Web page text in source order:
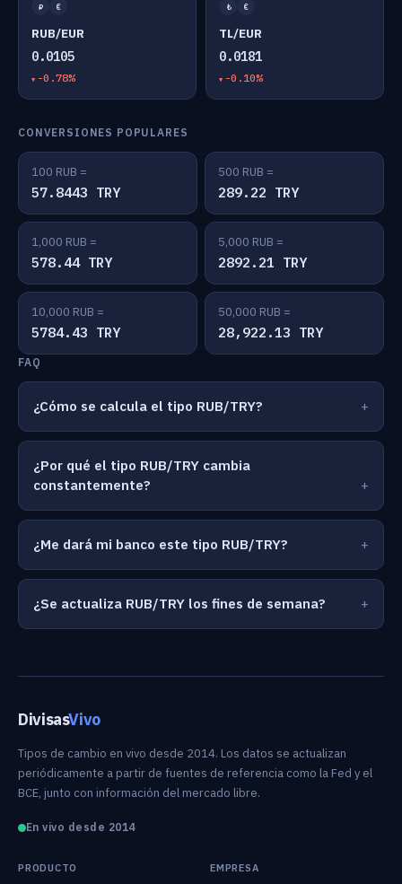
₽ €
RUB/EUR
0.0105
-0.78%
₺ €
TL/EUR
0.0181
-0.10%
CONVERSIONES POPULARES
100 RUB =
57.8443 TRY
500 RUB =
289.22 TRY
1,000 RUB =
578.44 TRY
5,000 RUB =
2892.21 TRY
10,000 RUB =
5784.43 TRY
50,000 RUB =
28,922.13 TRY
FAQ
¿Cómo se calcula el tipo RUB/TRY?
¿Por qué el tipo RUB/TRY cambia
constantemente?
¿Me dará mi banco este tipo RUB/TRY?
¿Se actualiza RUB/TRY los fines de semana?
DivisasVivo
Tipos de cambio en vivo desde 2014. Los datos se actualizan
periódicamente a partir de fuentes de referencia como la Fed y el
BCE, junto con información del mercado libre.
En vivo desde 2014
PRODUCTO EMPRESA